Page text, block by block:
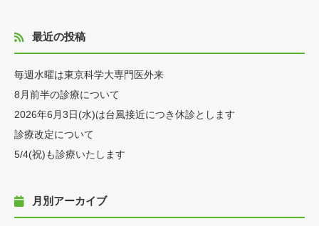
最近の投稿
毎週水曜は東京科学大専門医外来
8月前半の診療について
2026年6月3日(水)は台風接近につき休診とします
診療改定について
5/4(祝)も診療いたします
月別アーカイブ